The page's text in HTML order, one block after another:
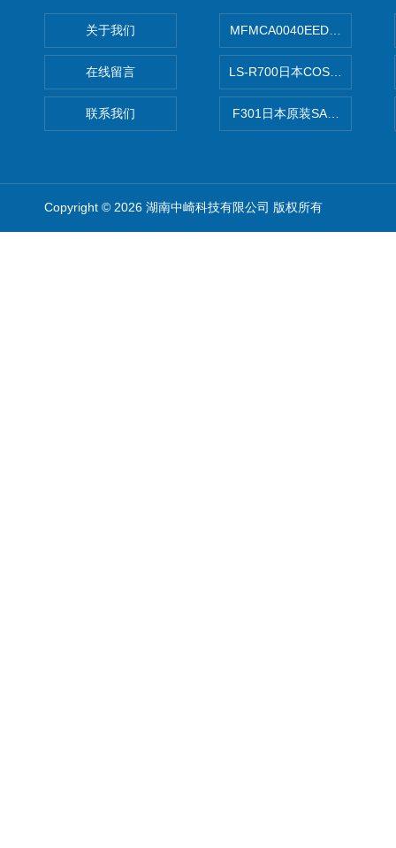
关于我们
在线留言
联系我们
MFMCA0040EED-H日本
LS-R700日本COSMO科斯莫
F301日本原装SANAI三爱旋
Copyright © 2026 湖南中崎科技有限公司 版权所有